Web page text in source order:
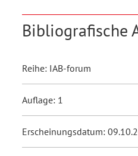
Bibliografische
Reihe: IAB-forum
Auflage: 1
Erscheinungsdatum: